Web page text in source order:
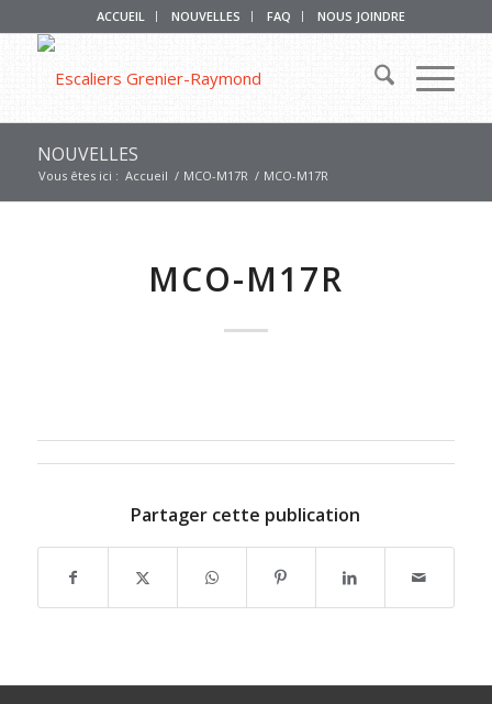
ACCUEIL NOUVELLES FAQ NOUS JOINDRE
NOUVELLES
Vous êtes ici : Accueil / MCO-M17R / MCO-M17R
MCO-M17R
Partager cette publication